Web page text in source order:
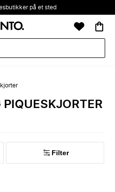
på et sted
Filter